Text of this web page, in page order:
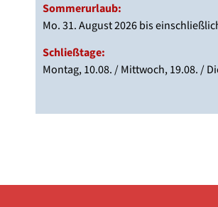
Sommerurlaub:
Mo. 31. August 2026 bis
Schließtage:
Montag, 10.08. / Mittwoch, 19.08. /